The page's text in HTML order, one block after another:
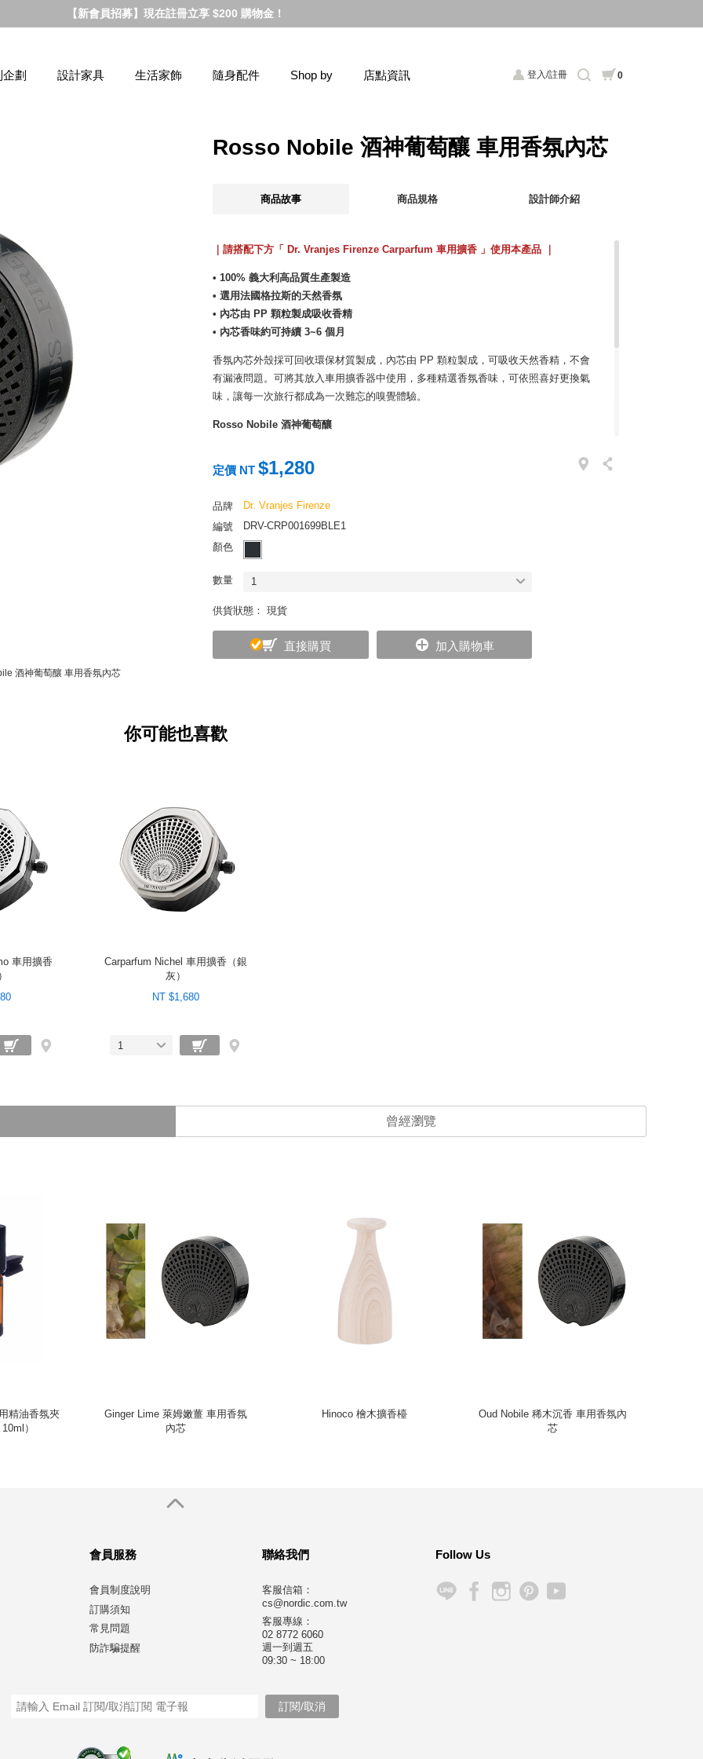
【新會員招募】現在註冊立享 $200 購物金！
登入/註冊 0
劃 設計家具 生活家飾 隨身配件 Shop by 店點資訊
酒神葡萄釀 車用香氛內芯
Rosso Nobile 酒神葡萄釀 車用香氛內芯
商品故事 商品規格 設計師介紹
｜請搭配下方「 Dr. Vranjes Firenze Carparfum 車用擴香 」使用本產品 ｜
• 100% 義大利高品質生產製造
• 選用法國格拉斯的天然香氛
• 內芯由 PP 顆粒製成吸收香精
• 內芯香味約可持續 3~6 個月
香氛內芯外殼採可回收環保材質製成，內芯由 PP 顆粒製成，可吸收天然香精，不會
有漏液問題。可將其放入車用擴香器中使用，多種精選香氛香味，可依照喜好更換氣
味，讓每一次旅行都成為一次難忘的嗅覺體驗。
Rosso Nobile 酒神葡萄釀
香，彌散著香甜酸澀的花果香氣。
Dr. Vranjes Firenze 家族的故事，得要從他的祖父開始說起。義大利波隆那出生的
Vranjes 先生，爺爺是位喜愛香水的絲綢商人，每到世界各地經商時，總是會帶回不同
的罕見香水，珍藏在他的香氛室裡。孩提時代的 Vranjes 先生對那個房間裡飄散出的
各種奇幻香味相當著迷，許下心願總有一天要找出那些晶瑩剔透的魔法瓶，裡頭到底
藏著甚麼神秘配方。
定價 NT $1,280
品牌
Dr. Vranjes Firenze
編號
DRV-CRP001699BLE1
顏色
數量 1
供貨狀態： 現貨
直接購買 加入購物車
你可能也喜歡
車用擴香
Carparfum Nichel 車用擴香（銀
灰）
NT $1,680
1
曾經瀏覽
精油香氛夾
）
Ginger Lime 萊姆嫩薑 車用香氛
內芯
Hinoco 檜木擴香檯
Oud Nobile 稀木沉香 車用香氛內
芯
會員服務
會員制度說明
訂購須知
常見問題
防詐騙提醒
聯絡我們
客服信箱：
cs@nordic.com.tw
客服專線：
02 8772 6060
週一到週五
09:30 ~ 18:00
Follow Us